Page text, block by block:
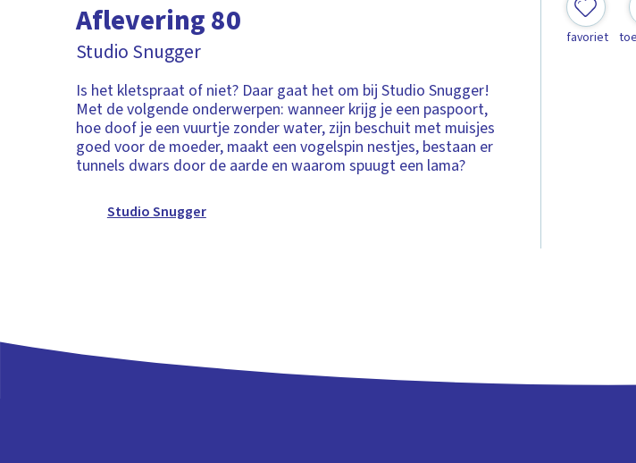
Aflevering 80
Studio Snugger
Is het kletspraat of niet? Daar gaat het om bij Studio Snugger!
Met de volgende onderwerpen: wanneer krijg je een paspoort,
hoe doof je een vuurtje zonder water, zijn beschuit met muisjes
goed voor de moeder, maakt een vogelspin nestjes, bestaan er
tunnels dwars door de aarde en waarom spuugt een lama?
Studio Snugger
favoriet